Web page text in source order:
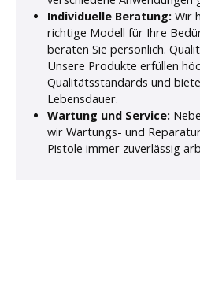
Individuelle Beratung: Wir
richtige Modell für Ihre
beraten Sie persönlich.
Unsere Produkte erfüllen
Qualitätsstandards und
Lebensdauer.
Wartung und Service:
wir Wartungs- und
Pistole immer zuverlässig